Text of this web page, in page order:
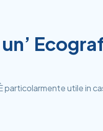
particolarmente utile in